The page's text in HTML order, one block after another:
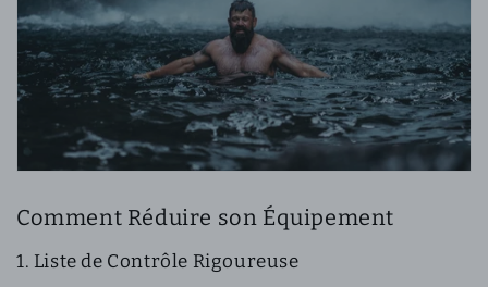
Comment Réduire son Équipement
1. Liste de Contrôle Rigoureuse